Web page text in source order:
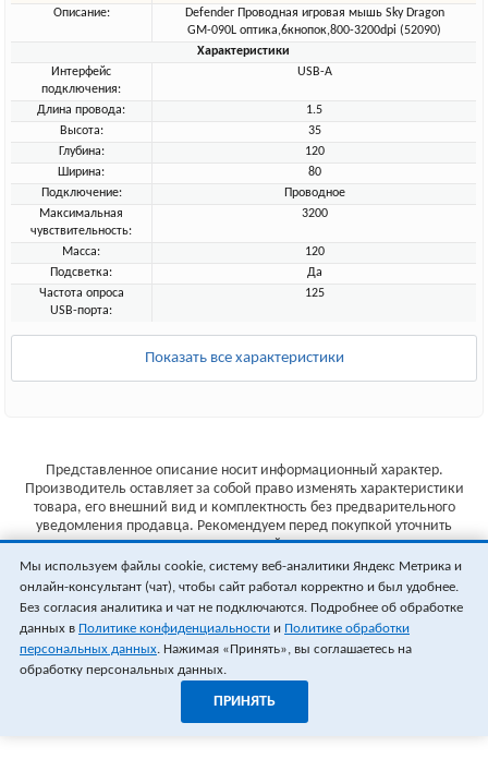
Описание:
Defender Проводная игровая мышь Sky Dragon
GM-090L оптика,6кнопок,800-3200dpi (52090)
Характеристики
Интерфейс
подключения:
USB-A
Длина провода:
1.5
Высота:
35
Глубина:
120
Ширина:
80
Подключение:
Проводное
Максимальная
чувствительность:
3200
Масса:
120
Подсветка:
Да
Частота опроса
USB-порта:
125
Показать все характеристики
Представленное описание носит информационный характер.
Производитель оставляет за собой право изменять характеристики
товара, его внешний вид и комплектность без предварительного
уведомления продавца. Рекомендуем перед покупкой уточнить
характеристики товара на сайте производителя.
Указанные цены не являются публичной офертой (ст.435 ГК РФ).
Стоимость и наличие товара уточняйте у менеджера.
Мы используем файлы cookie, систему веб-аналитики Яндекс Метрика и
онлайн-консультант (чат), чтобы сайт работал корректно и был удобнее.
Без согласия аналитика и чат не подключаются. Подробнее об обработке
данных в Политике конфиденциальности и Политике обработки
персональных данных. Нажимая «Принять», вы соглашаетесь на
обработку персональных данных.
ПРИНЯТЬ